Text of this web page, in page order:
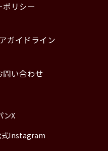
ポリシー
ガイドライン
問い合わせ
ンX
式Instagram